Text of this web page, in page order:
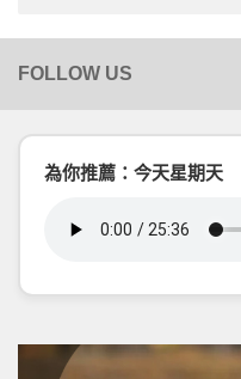
為你推薦：今天星期天